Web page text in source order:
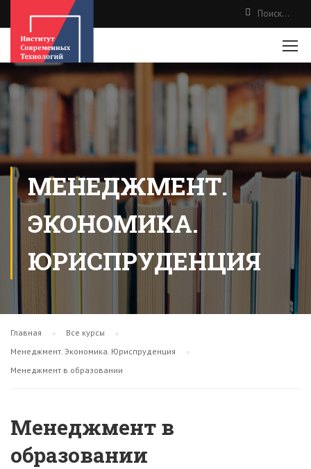
МЕНЕДЖМЕНТ.
ЭКОНОМИКА.
ЮРИСПРУДЕНЦИЯ
Главная
Все курсы
Менеджмент. Экономика. Юриспруденция
Менеджмент в образовании
Менеджмент в
образовании